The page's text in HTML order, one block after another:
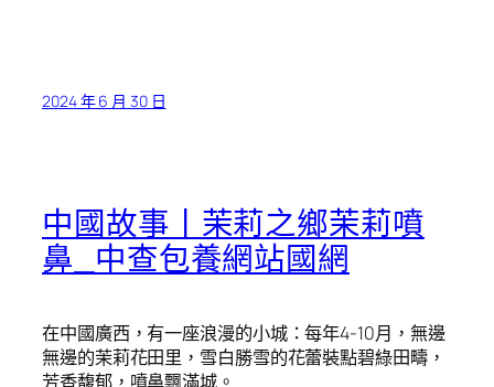
2024 年 6 月 30 日
中國故事丨茉莉之鄉茉莉噴
鼻_中查包養網站國網
在中國廣西，有一座浪漫的小城：每年4-10月，無邊
無邊的茉莉花田里，雪白勝雪的花蕾裝點碧綠田疇，
芳香馥郁，噴鼻飄滿城。